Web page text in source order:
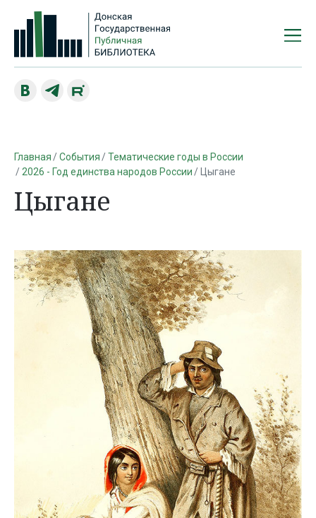
Главная События
Тематические годы в России
2026 - Год единства народов России
Цыгане
Цыгане